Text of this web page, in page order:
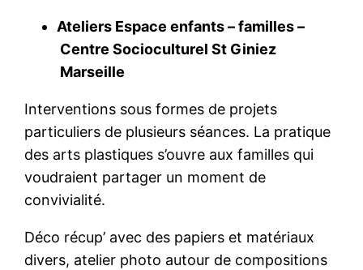
Ateliers Espace enfants – familles –
Centre Socioculturel St Giniez
Marseille
Interventions sous formes de projets
particuliers de plusieurs séances. La pratique
des arts plastiques s’ouvre aux familles qui
voudraient partager un moment de
convivialité.
Déco récup’ avec des papiers et matériaux
divers, atelier photo autour de compositions